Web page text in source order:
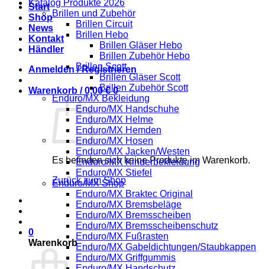
Start
Shop
News
Kontakt
Händler
Anmelden / Registrieren
Warenkorb /0,00€ 0
Es befinden sich keine Produkte im Warenkorb.
Zurück zum Shop
0
Warenkorb
Katalog Produkte 2026
Brillen und Zubehör
Brillen Circuit
Brillen Hebo
Brillen Gläser Hebo
Brillen Zubehör Hebo
Brillen Scott
Brillen Gläser Scott
Brillen Zubehör Scott
Enduro/MX Bekleidung
Enduro/MX Handschuhe
Enduro/MX Helme
Enduro/MX Hemden
Enduro/MX Hosen
Enduro/MX Jacken/Westen
Enduro/MX Kinderbekleidung
Enduro/MX Stiefel
Enduro/MX Shop
Enduro/MX Braktec Original
Enduro/MX Bremsbeläge
Enduro/MX Bremsscheiben
Enduro/MX Bremsscheibenschutz
Enduro/MX Fußrasten
Enduro/MX Gabeldichtungen/Staubkappen
Enduro/MX Griffgummis